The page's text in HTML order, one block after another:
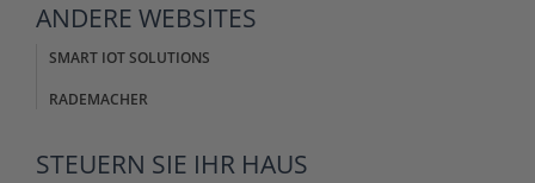
ANDERE WEBSITES
SMART IOT SOLUTIONS
RADEMACHER
STEUERN SIE IHR HAUS